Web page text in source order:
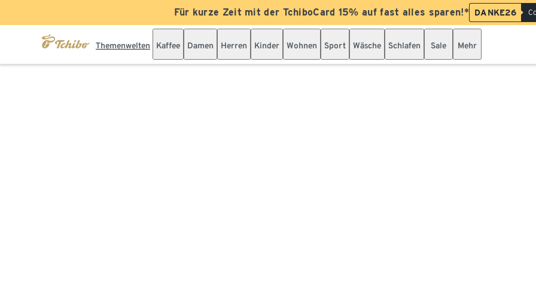
Für kurze Zeit mit der TchiboCard 15% auf fast alles sparen!* DANKE26
Themenwelten Kaffee Damen Herren Kinder Wohnen Sport Wäsche Schlafen Sale Mehr